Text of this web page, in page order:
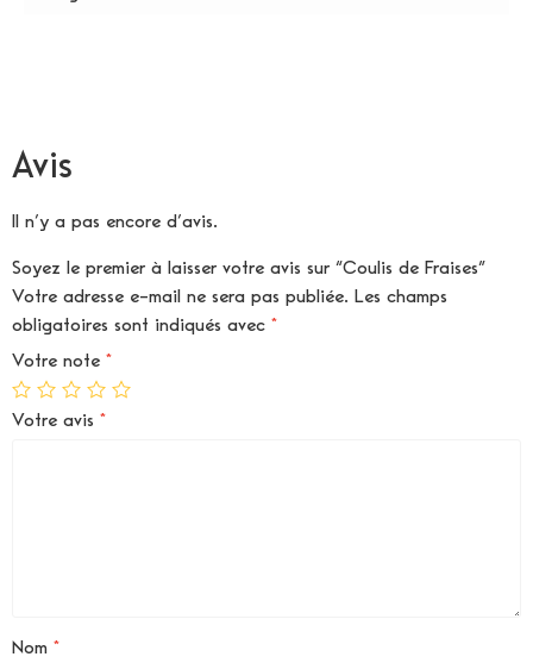
Avis
Il n’y a pas encore d’avis.
Soyez le premier à laisser votre avis sur “Coulis de Fraises”
Votre adresse e-mail ne sera pas publiée. Les champs
obligatoires sont indiqués avec *
Votre note *
Votre avis *
Nom *